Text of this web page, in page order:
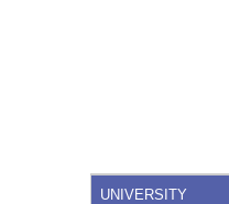
UNIVERSITY